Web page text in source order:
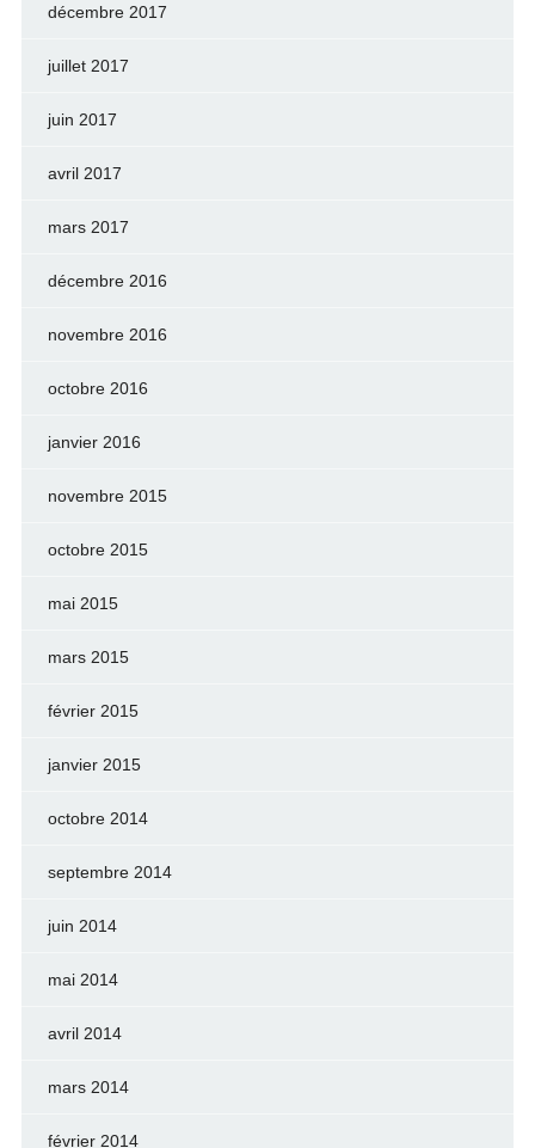
décembre 2017
juillet 2017
juin 2017
avril 2017
mars 2017
décembre 2016
novembre 2016
octobre 2016
janvier 2016
novembre 2015
octobre 2015
mai 2015
mars 2015
février 2015
janvier 2015
octobre 2014
septembre 2014
juin 2014
mai 2014
avril 2014
mars 2014
février 2014